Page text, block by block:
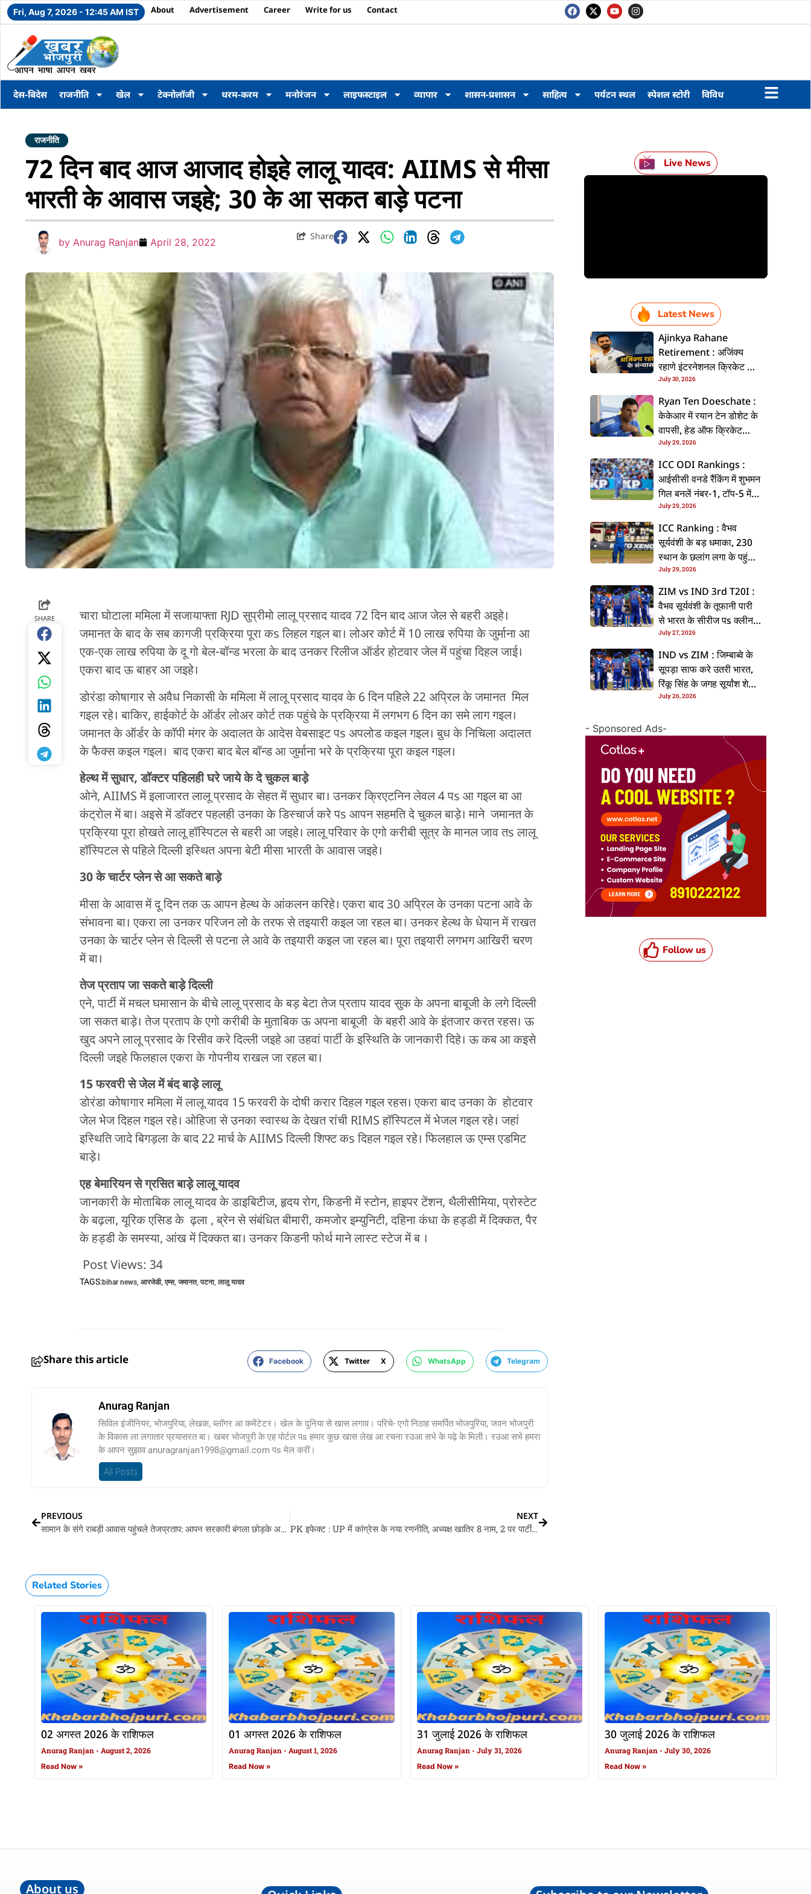
Fri, Aug 7, 2026 - 12:45 AM IST About Advertisement Career Write for us Contact
देस-बिदेस राजनीति खेल टेक्नोलॉजी धरम-करम मनोरंजन लाइफस्टाइल व्यापार शासन-प्रशासन साहित्य पर्यटन स्थल स्पेशल स्टोरी विविध
राजनीति
72 दिन बाद आज आजाद होइहे लालू यादव: AIIMS से मीसा
भारती के आवास जइहे; 30 के आ सकत बाड़े पटना
by Anurag Ranjan April 28, 2022
Share
SHARE
चारा घोटाला ममिला में सजायाफ्ता RJD सुप्रीमो लालू प्रसाद यादव 72 दिन बाद आज जेल से बहरी अइहे।
जमानत के बाद के सब कागजी प्रक्रिया पूरा कs लिहल गइल बा। लोअर कोर्ट में 10 लाख रुपिया के जुर्माना आ
एक-एक लाख रुपिया के दू गो बेल-बॉन्ड भरला के बाद उनकर रिलीज ऑर्डर होटवार जेल में पहुंचा दिहल जाई।
एकरा बाद ऊ बाहर आ जइहे।
डोरंडा कोषागार से अवैध निकासी के ममिला में लालू प्रसाद यादव के 6 दिन पहिले 22 अप्रिल के जमानत मिल
गइल रहे। बाकिर, हाईकोर्ट के ऑर्डर लोअर कोर्ट तक पहुंचे के प्रक्रिया में लगभग 6 दिन का समे लाग गइल।
जमानत के ऑर्डर के कॉपी मंगर के अदालत के आदेस वेबसाइट पs अपलोड कइल गइल। बुध के निचिला अदालत
के फैक्स कइल गइल। बाद एकरा बाद बेल बॉन्ड आ जुर्माना भरे के प्रक्रिया पूरा कइल गइल।
हेल्थ में सुधार, डॉक्टर पहिलही घरे जाये के दे चुकल बाड़े
ओने, AIIMS में इलाजारत लालू प्रसाद के सेहत में सुधार बा। उनकर क्रिएटनिन लेवल 4 पs आ गइल बा आ
कंट्रोल में बा। अइसे में डॉक्टर पहलही उनका के डिस्चार्ज करे पs आपन सहमति दे चुकल बाड़े। माने जमानत के
प्रक्रिया पूरा होखते लालू हॉस्पिटल से बहरी आ जइहे। लालू परिवार के एगो करीबी सूत्र के मानल जाव तs लालू
हॉस्पिटल से पहिले दिल्ली इस्थित अपना बेटी मीसा भारती के आवास जइहे।
30 के चार्टर प्लेन से आ सकते बाड़े
मीसा के आवास में दू दिन तक ऊ आपन हेल्थ के आंकलन करिहे। एकरा बाद 30 अप्रिल के उनका पटना आवे के
संभावना बा। एकरा ला उनकर परिजन लो के तरफ से तइयारी कइल जा रहल बा। उनकर हेल्थ के धेयान में राखत
उनका के चार्टर प्लेन से दिल्ली से पटना ले आवे के तइयारी कइल जा रहल बा। पूरा तइयारी लगभग आखिरी चरण
में बा।
तेज प्रताप जा सकते बाड़े दिल्ली
एने, पार्टी में मचल घमासान के बीचे लालू प्रसाद के बड़ बेटा तेज प्रताप यादव सुक के अपना बाबूजी के लगे दिल्ली
जा सकत बाड़े। तेज प्रताप के एगो करीबी के मुताबिक ऊ अपना बाबूजी के बहरी आवे के इंतजार करत रहस। ऊ
खुद अपने लालू प्रसाद के रिसीव करे दिल्ली जइहे आ उहवां पार्टी के इस्थिति के जानकारी दिहे। ऊ कब आ कइसे
दिल्ली जइहे फिलहाल एकरा के गोपनीय राखल जा रहल बा।
15 फरवरी से जेल में बंद बाड़े लालू
डोरंडा कोषागार ममिला में लालू यादव 15 फरवरी के दोषी करार दिहल गइल रहस। एकरा बाद उनका के होटवार
जेल भेज दिहल गइल रहे। ओहिजा से उनका स्वास्थ के देखत रांची RIMS हॉस्पिटल में भेजल गइल रहे। जहां
इस्थिति जादे बिगड़ला के बाद 22 मार्च के AIIMS दिल्ली शिफ्ट कs दिहल गइल रहे। फिलहाल ऊ एम्स एडमिट
बाड़े।
एह बेमारियन से ग्रसित बाड़े लालू यादव
जानकारी के मोताबिक लालू यादव के डाइबिटीज, हृदय रोग, किडनी में स्टोन, हाइपर टेंशन, थैलीसीमिया, प्रोस्टेट
के बढ़ला, यूरिक एसिड के ढ़ला , ब्रेन से संबंधित बीमारी, कमजोर इम्युनिटी, दहिना कंधा के हड्डी में दिक्कत, पैर
के हड्डी के समस्या, आंख में दिक्कत बा। उनकर किडनी फोर्थ माने लास्ट स्टेज में ब ।
Post Views: 34
TAGS:bihar news, आरजेडी, एम्स, जमानत, पटना, लालू यादव
Share this article Facebook Twitter X WhatsApp Telegram
Anurag Ranjan
सिविल इंजीनियर, भोजपुरिया, लेखक, ब्लॉगर आ कमेंटेटर। खेल के दुनिया से खास लगाव। परिचे- एगो निठाह समर्पित भोजपुरिया, जवन भोजपुरी
के विकास ला लगातार प्रयासरत बा। खबर भोजपुरी के एह पोर्टल पs हमार कुछ खास लेख आ रचना रउआ सभे के पढ़े के मिली। रउआ सभे हमरा
के आपन सुझाव anuragranjan1998@gmail.com पs मेल करीं।
All Posts
PREVIOUS
सामान के संगे राबड़ी आवास पहुंचले तेजप्रताप: आपन सरकारी बंगला छोड़के अचानक 10 सर्कुलर रोड पs भइले शिफ्ट
NEXT
PK इफेक्ट : UP में कांग्रेस के नया रणनीति, अध्यक्ष खातिर 8 नाम, 2 पर पार्टी गंभीर
Live News
Latest News
Ajinkya Rahane
Retirement : अजिंक्य
रहाणे इंटरनेशनल क्रिकेट से
ललें संन्यास, सोशल मीडिया
पs पोस्ट कs के कइलें एलान
July 30, 2026
Ryan Ten Doeschate :
केकेआर में रयान टेन डोशेट के
वापसी, हेड ऑफ क्रिकेट
स्ट्रेटजी के जिम्मेदारी संभरिहें
July 29, 2026
ICC ODI Rankings :
आईसीसी वनडे रैंकिंग में शुभमन
गिल बनलें नंबर-1, टॉप-5 में
भारत के तीन बल्लेबाज
July 29, 2026
ICC Ranking : वैभव
सूर्यवंशी के बड़ धमाका, 230
स्थान के छलांग लगा के पहुंचलें
48वां नंबर पs
July 29, 2026
ZIM vs IND 3rd T20I :
वैभव सूर्यवंशी के तूफानी पारी
से भारत के सीरीज पs क्लीन
स्वीप, जिम्बाब्वे 35 रन से
हारल
July 27, 2026
IND vs ZIM : जिम्बाब्वे के
सूपड़ा साफ करे उतरी भारत,
रिंकू सिंह के जगह सूर्यांश शेडगे
के मिल सकेला मवका
July 26, 2026
- Sponsored Ads-
Follow us
Related Stories
02 अगस्त 2026 के राशिफल
Anurag Ranjan August 2, 2026
Read Now »
01 अगस्त 2026 के राशिफल
Anurag Ranjan August 1, 2026
Read Now »
31 जुलाई 2026 के राशिफल
Anurag Ranjan July 31, 2026
Read Now »
30 जुलाई 2026 के राशिफल
Anurag Ranjan July 30, 2026
Read Now »
About us